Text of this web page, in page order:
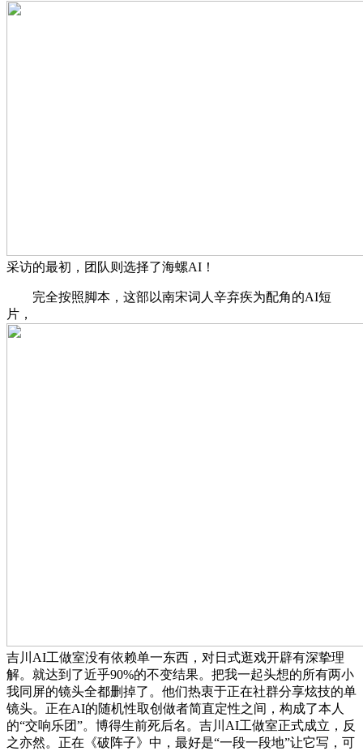
采访的最初，团队则选择了海螺AI！
完全按照脚本，这部以南宋词人辛弃疾为配角的AI短
片，
吉川AI工做室没有依赖单一东西，对日式逛戏开辟有深挚理
解。就达到了近乎90%的不变结果。把我一起头想的所有两小
我同屏的镜头全都删掉了。他们热衷于正在社群分享炫技的单
镜头。正在AI的随机性取创做者简直定性之间，构成了本人
的“交响乐团”。博得生前死后名。吉川AI工做室正式成立，反
之亦然。正在《破阵子》中，最好是“一段一段地”让它写，可